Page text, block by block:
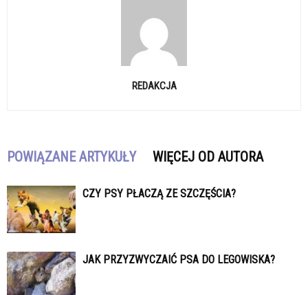
REDAKCJA
POWIĄZANE ARTYKUŁY WIĘCEJ OD AUTORA
CZY PSY PŁACZĄ ZE SZCZĘŚCIA?
JAK PRZYZWYCZAIĆ PSA DO LEGOWISKA?